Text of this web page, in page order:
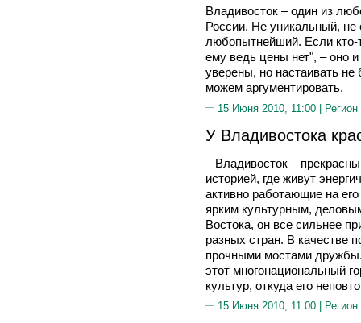
Владивосток – один из
России. Не уникальный,
любопытнейший. Если кто-
ему ведь цены нет", – оно
уверены, но настаивать
можем аргументировать.
15 Июня 2010, 11:00 | Регион
У Владивостока
– Владивосток –
историей, где живут
активно работающие на
ярким культурным,
Востока, он все сильнее
разных стран. В качестве
прочными мостами
этот многонациональный
культур, откуда его
15 Июня 2010, 11:00 |